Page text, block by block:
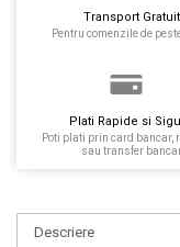
Transport Gratuit
Pentru comenzile de
Plati Rapide si
Poti plati prin card bancar,
sau transfer
Descriere